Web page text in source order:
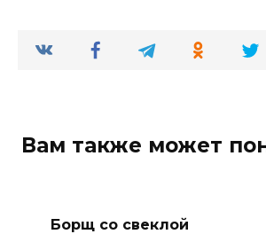
Вам также может
Борщ со свеклой